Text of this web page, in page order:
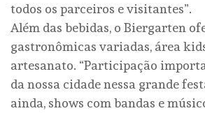
todos os parceiros e visitantes”.
Além das bebidas, o Biergarten
gastronômicas variadas, área
artesanato. “Participação
da nossa cidade nessa grande
ainda, shows com bandas e